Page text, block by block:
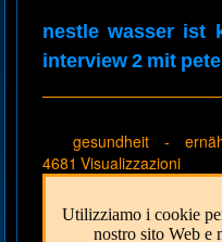
nestle wasser ist
interview 2 mit
gesundheit -
4681 Visualizzazioni